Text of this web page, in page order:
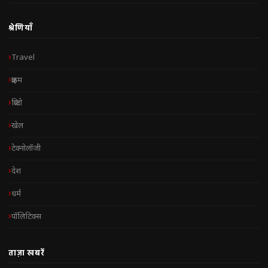
श्रेणियाँ
Travel
क्राइम
क्रिप्टो
खेल
टेक्नोलॉजी
देश
धर्म
पॉलिटिक्स
ताज़ा खबरें